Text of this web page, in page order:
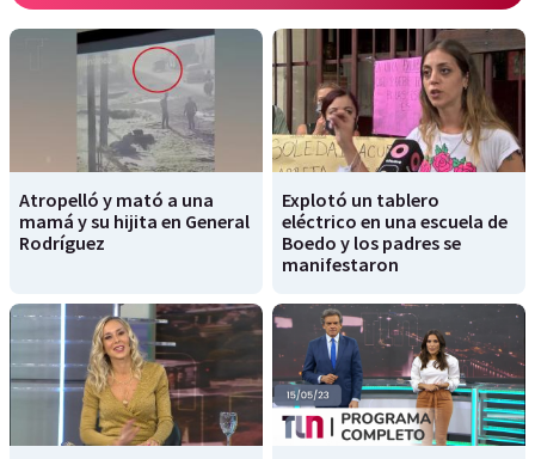
Atropelló y mató a una
mamá y su hijita en General
Rodríguez
Explotó un tablero
eléctrico en una escuela de
Boedo y los padres se
manifestaron